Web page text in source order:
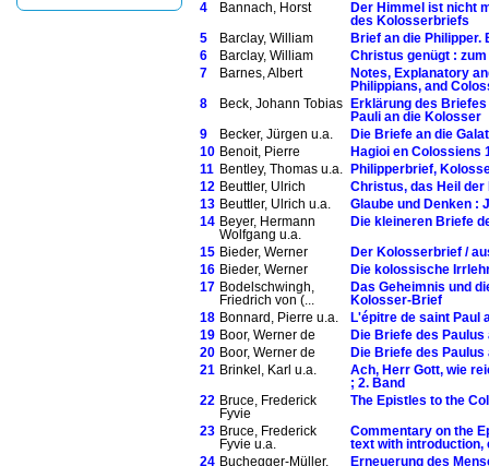
4
Bannach, Horst
Der Himmel ist nicht
des Kolosserbriefs
5
Barclay, William
Brief an die Philipper.
6
Barclay, William
Christus genügt :
7
Barnes, Albert
Notes, Explanatory
Philippians, and
8
Beck, Johann Tobias
Erklärung des
Pauli an die Kolosser
9
Becker, Jürgen u.a.
Die Briefe an die
10 Benoit, Pierre
Hagioi en Colossiens
11
Bentley, Thomas u.a.
Philipperbrief,
12 Beuttler, Ulrich
Christus, das Heil der
13 Beuttler, Ulrich u.a.
Glaube und Denken :
14 Beyer, Hermann
Wolfgang u.a.
Die kleineren Briefe
15 Bieder, Werner
Der Kolosserbrief /
16 Bieder, Werner
Die kolossische
17 Bodelschwingh,
Friedrich von (...
Das Geheimnis und
Kolosser-Brief
18 Bonnard, Pierre u.a.
L'épitre de saint Paul
19 Boor, Werner de
Die Briefe des
20 Boor, Werner de
Die Briefe des
21 Brinkel, Karl u.a.
Ach, Herr Gott, wie
; 2. Band
22 Bruce, Frederick
Fyvie
The Epistles to the
23 Bruce, Frederick
Fyvie u.a.
Commentary on the
text with introduction,
24 Buchegger-Müller,
Erneuerung des